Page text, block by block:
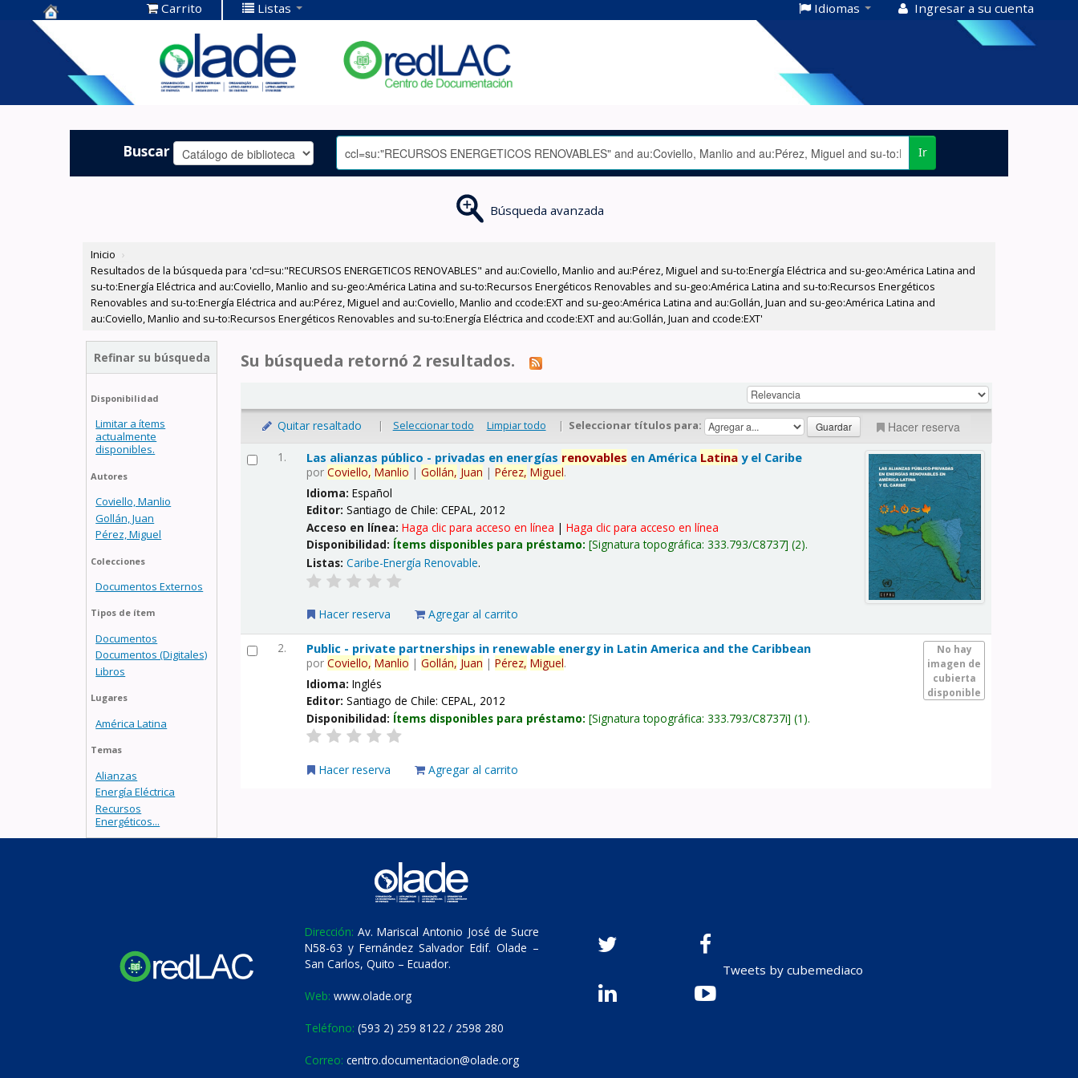
Centro de
Documentación
OLADE -
Carrito Listas Idiomas Ingresar a su cuenta
Buscar Ir
Búsqueda avanzada
Inicio ›
Resultados de la búsqueda para 'ccl=su:"RECURSOS ENERGETICOS RENOVABLES" and au:Coviello, Manlio and au:Pérez, Miguel and su-to:Energía Eléctrica and su-geo:América Latina and
su-to:Energía Eléctrica and au:Coviello, Manlio and su-geo:América Latina and su-to:Recursos Energéticos Renovables and su-geo:América Latina and su-to:Recursos Energéticos
Renovables and su-to:Energía Eléctrica and au:Pérez, Miguel and au:Coviello, Manlio and ccode:EXT and su-geo:América Latina and au:Gollán, Juan and su-geo:América Latina and
au:Coviello, Manlio and su-to:Recursos Energéticos Renovables and su-to:Energía Eléctrica and ccode:EXT and au:Gollán, Juan and ccode:EXT'
Refinar su búsqueda
Disponibilidad
Limitar a ítems
actualmente
disponibles.
Autores
Coviello, Manlio
Gollán, Juan
Pérez, Miguel
Colecciones
Documentos Externos
Tipos de ítem
Documentos
Documentos (Digitales)
Libros
Lugares
América Latina
Temas
Alianzas
Energía Eléctrica
Recursos
Energéticos...
Su búsqueda retornó 2 resultados.
Quitar resaltado | Seleccionar todo Limpiar todo | Seleccionar títulos para: Hacer reserva
1. Las alianzas público - privadas en energías renovables en América Latina y el Caribe
porCoviello, Manlio |Gollán, Juan |Pérez, Miguel.
Idioma:Español
Editor:Santiago de Chile: CEPAL, 2012
Acceso en línea:Haga clic para acceso en línea |Haga clic para acceso en línea
Disponibilidad: Ítems disponibles para préstamo: Signatura topográfica:333.793/C8737 (2).
Listas: Caribe-Energía Renovable.
Hacer reserva Agregar al carrito
2.
No hay
imagen de
cubierta
disponible
Public - private partnerships in renewable energy in Latin America and the Caribbean
porCoviello, Manlio |Gollán, Juan |Pérez, Miguel.
Idioma:Inglés
Editor:Santiago de Chile: CEPAL, 2012
Disponibilidad: Ítems disponibles para préstamo: Signatura topográfica:333.793/C8737i (1).
Hacer reserva Agregar al carrito
Dirección: Av. Mariscal Antonio José de Sucre
N58-63 y Fernández Salvador Edif. Olade –
San Carlos, Quito – Ecuador.
Web: www.olade.org
Teléfono: (593 2) 259 8122 / 2598 280
Correo: centro.documentacion@olade.org
Tweets by cubemediaco